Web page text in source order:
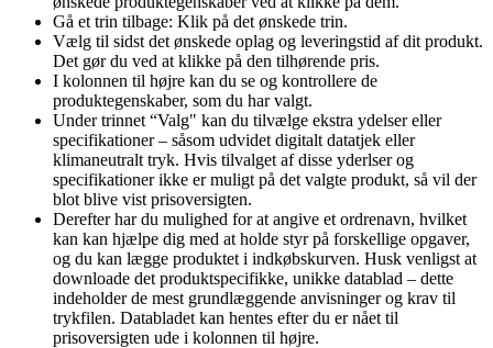
Gå et trin tilbage: Klik på det ønskede trin.
Vælg til sidst det ønskede oplag og leveringstid af dit produkt.
Det gør du ved at klikke på den tilhørende pris.
I kolonnen til højre kan du se og kontrollere de
produktegenskaber, som du har valgt.
Under trinnet “Valg" kan du tilvælge ekstra ydelser eller
specifikationer – såsom udvidet digitalt datatjek eller
klimaneutralt tryk. Hvis tilvalget af disse yderlser og
specifikationer ikke er muligt på det valgte produkt, så vil der
blot blive vist prisoversigten.
Derefter har du mulighed for at angive et ordrenavn, hvilket
kan kan hjælpe dig med at holde styr på forskellige opgaver,
og du kan lægge produktet i indkøbskurven. Husk venligst at
downloade det produktspecifikke, unikke datablad – dette
indeholder de mest grundlæggende anvisninger og krav til
trykfilen. Databladet kan hentes efter du er nået til
prisoversigten ude i kolonnen til højre.